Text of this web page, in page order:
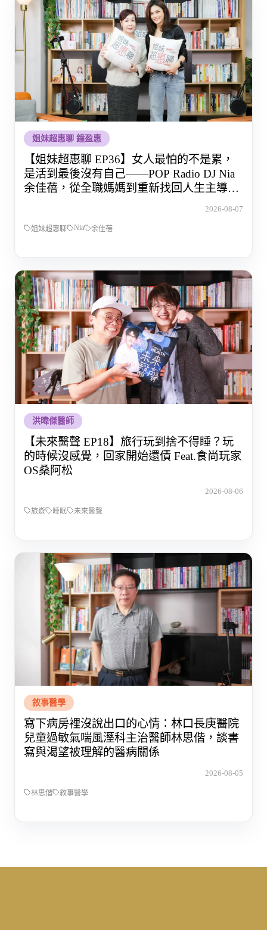
姐妹超惠聊 鐘盈惠
【姐妹超惠聊 EP36】女人最怕的不是累，
是活到最後沒有自己——POP Radio DJ Nia
余佳蓓，從全職媽媽到重新找回人生主導權
2026-08-07
姐妹超惠聊 Nia 余佳蓓
洪暐傑醫師
【未來醫聲 EP18】旅行玩到捨不得睡？玩
的時候沒感覺，回家開始還債 Feat.食尚玩家
OS桑阿松
2026-08-06
旅遊 睡眠 未來醫聲
敘事醫學
寫下病房裡沒說出口的心情：林口長庚醫院
兒童過敏氣喘風溼科主治醫師林思偕，談書
寫與渴望被理解的醫病關係
2026-08-05
林思偕 敘事醫學